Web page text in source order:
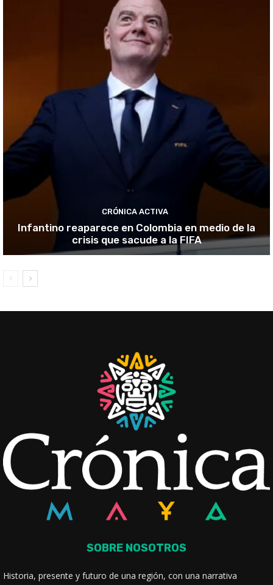
CRÓNICA ACTIVA
Infantino reaparece en Colombia en medio de la
crisis que sacude a la FIFA
SOBRE NOSOTROS
Historia, presente y futuro de una región, con una narrativa